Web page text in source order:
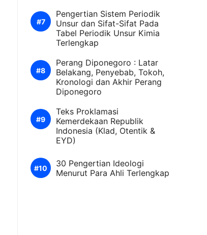
Pengertian Sistem Periodik
Unsur dan Sifat-Sifat Pada
Tabel Periodik Unsur Kimia
Terlengkap
Perang Diponegoro : Latar
Belakang, Penyebab, Tokoh,
Kronologi dan Akhir Perang
Diponegoro
Teks Proklamasi
Kemerdekaan Republik
Indonesia (Klad, Otentik &
EYD)
30 Pengertian Ideologi
Menurut Para Ahli Terlengkap